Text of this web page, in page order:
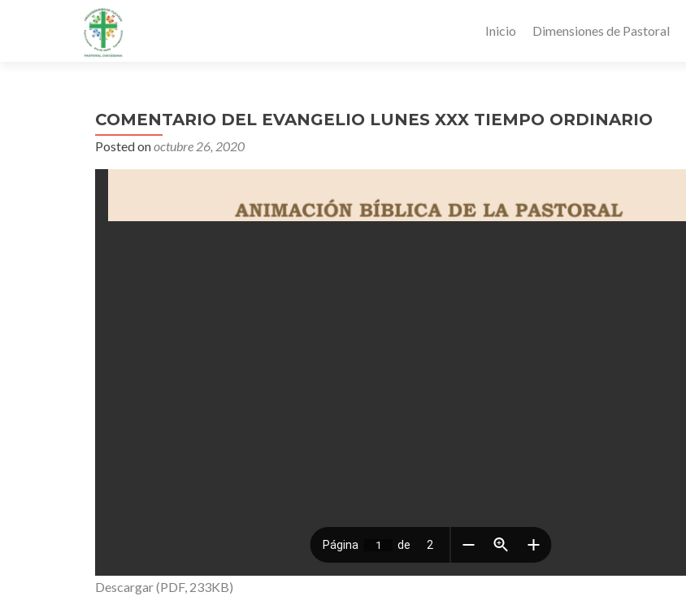
Inicio Dimensiones de Pastoral
COMENTARIO DEL EVANGELIO LUNES XXX TIEMPO ORDINARIO
Posted onoctubre 26, 2020
Descargar (PDF, 233KB)